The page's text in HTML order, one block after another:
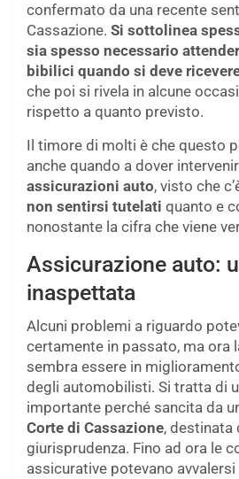
confermato da una recente
Cassazione. Si sottolinea
sia spesso necessario
bibilici quando si deve
che poi si rivela in alcune
rispetto a quanto previsto.
Il timore di molti è che questo
anche quando a dover
assicurazioni auto, visto che
non sentirsi tutelati quanto e
nonostante la cifra che viene
Assicurazione auto:
inaspettata
Alcuni problemi a riguardo
certamente in passato, ma ora
sembra essere in
degli automobilisti. Si tratta di
importante perché sancita da
Corte di Cassazione, destinata
giurisprudenza. Fino ad ora le
assicurative potevano